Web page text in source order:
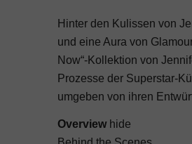
Hinter den Kulissen von
und eine Aura von
Now“-Kollektion von
Prozesse der Superstar-
umgeben von ihren
Overview hide